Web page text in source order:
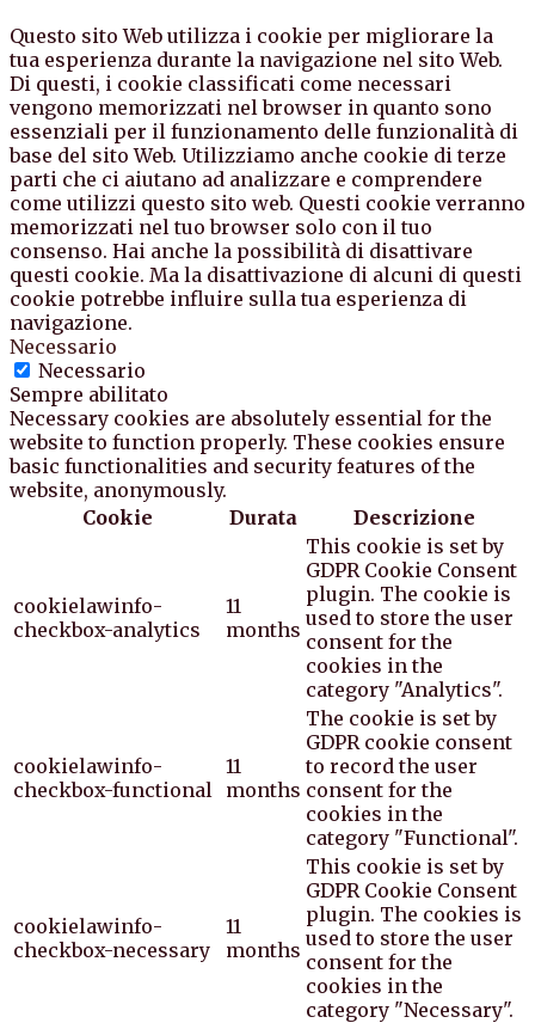
Questo sito Web utilizza i cookie per migliorare la
tua esperienza durante la navigazione nel sito Web.
Di questi, i cookie classificati come necessari
vengono memorizzati nel browser in quanto sono
essenziali per il funzionamento delle funzionalità di
base del sito Web. Utilizziamo anche cookie di terze
parti che ci aiutano ad analizzare e comprendere
come utilizzi questo sito web. Questi cookie verranno
memorizzati nel tuo browser solo con il tuo
consenso. Hai anche la possibilità di disattivare
questi cookie. Ma la disattivazione di alcuni di questi
cookie potrebbe influire sulla tua esperienza di
navigazione.
Necessario
Necessario
Sempre abilitato
Necessary cookies are absolutely essential for the
website to function properly. These cookies ensure
basic functionalities and security features of the
website, anonymously.
Cookie
Durata Descrizione
cookielawinfo-
checkbox-analytics
11
months
This cookie is set by
GDPR Cookie Consent
plugin. The cookie is
used to store the user
consent for the
cookies in the
category "Analytics".
cookielawinfo-
checkbox-functional
11
months
The cookie is set by
GDPR cookie consent
to record the user
consent for the
cookies in the
category "Functional".
cookielawinfo-
checkbox-necessary
11
months
This cookie is set by
GDPR Cookie Consent
plugin. The cookies is
used to store the user
consent for the
cookies in the
category "Necessary".